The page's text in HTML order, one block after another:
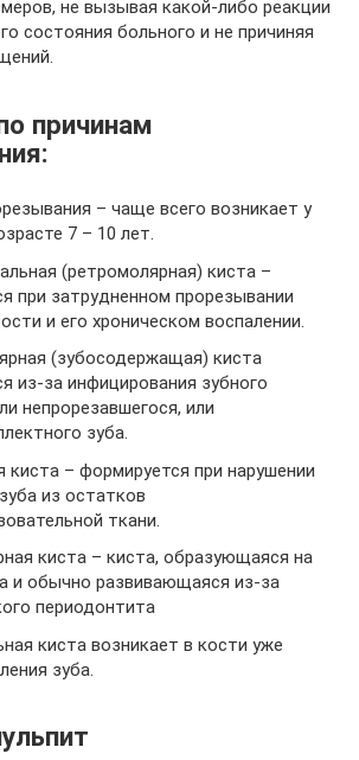
не вызывая какой-либо реакции
состояния больного и не причиняя
причинам
– чаще всего возникает у
7 – 10 лет.
(ретромолярная) киста –
при затрудненном прорезывании
и его хроническом воспалении.
(зубосодержащая) киста
из-за инфицирования зубного
непрорезавшегося, или
зуба.
киста – формируется при нарушении
из остатков
ткани.
киста – киста, образующаяся на
и обычно развивающаяся из-за
периодонтита
киста возникает в кости уже
зуба.